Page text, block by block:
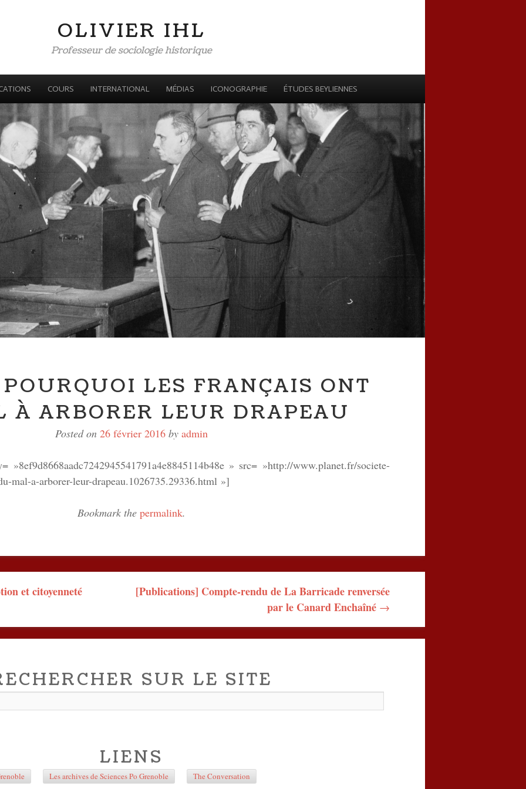
OLIVIER IHL
Professeur de sociologie historique
COURS INTERNATIONAL MÉDIAS ICONOGRAPHIE ÉTUDES BEYLIENNES
POURQUOI LES FRANÇAIS ONT
À ARBORER LEUR DRAPEAU
Posted on 26 février 2016 by admin
»8ef9d8668aadc7242945541791a4e8845114b48e » src= »http://www.planet.fr/societe-
mal-a-arborer-leur-drapeau.1026735.29336.html »]
Bookmark the permalink.
et citoyenneté
[Publications] Compte-rendu de La Barricade renversée
par le Canard Enchaîné →
SUR LE SITE
LIENS
Les archives de Sciences Po Grenoble The Conversation